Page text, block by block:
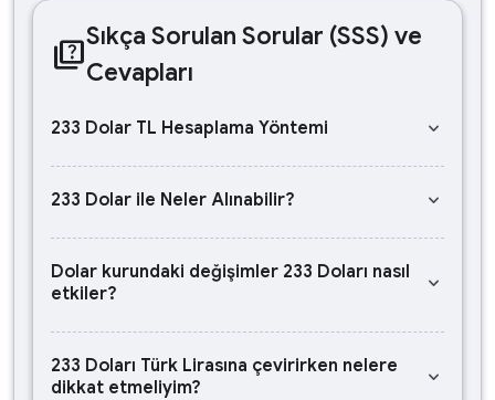
quizSıkça Sorulan Sorular (SSS) ve
Cevapları
233 Dolar TL Hesaplama Yöntemi keyboard_arrow_down
233 Dolar ile Neler Alınabilir? keyboard_arrow_down
Dolar kurundaki değişimler 233 Doları nasıl
etkiler?
keyboard_arrow_down
233 Doları Türk Lirasına çevirirken nelere
dikkat etmeliyim?
keyboard_arrow_down